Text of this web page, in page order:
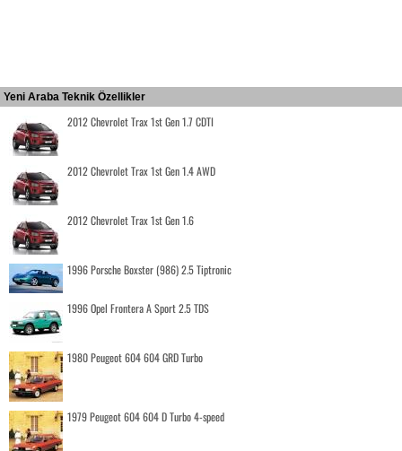
Yeni Araba Teknik Özellikler
2012 Chevrolet Trax 1st Gen 1.7 CDTI
2012 Chevrolet Trax 1st Gen 1.4 AWD
2012 Chevrolet Trax 1st Gen 1.6
1996 Porsche Boxster (986) 2.5 Tiptronic
1996 Opel Frontera A Sport 2.5 TDS
1980 Peugeot 604 604 GRD Turbo
1979 Peugeot 604 604 D Turbo 4-speed